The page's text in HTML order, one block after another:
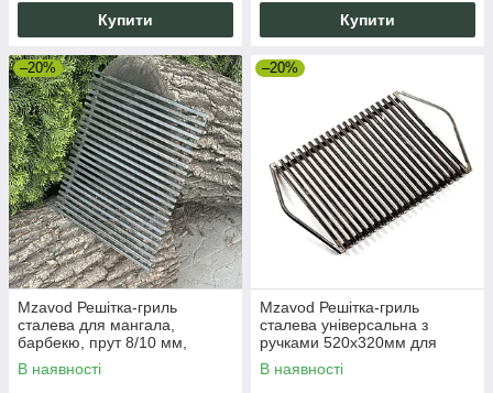
Купити Купити
–20%
Mzavod Решітка-гриль
сталева для мангала,
барбекю, прут 8/10 мм,
308х338 мм, міцна, з
гарантією 10 років
В наявності
–20%
Mzavod Решітка-гриль
сталева універсальна з
ручками 520х320мм для
мангала барбекю
В наявності